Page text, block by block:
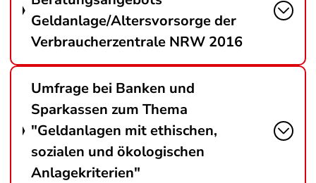
Geldanlage/Altersvorsorge der
Verbraucherzentrale NRW 2016
Umfrage bei Banken und
Sparkassen zum Thema
"Geldanlagen mit ethischen,
sozialen und ökologischen
Anlagekriterien"